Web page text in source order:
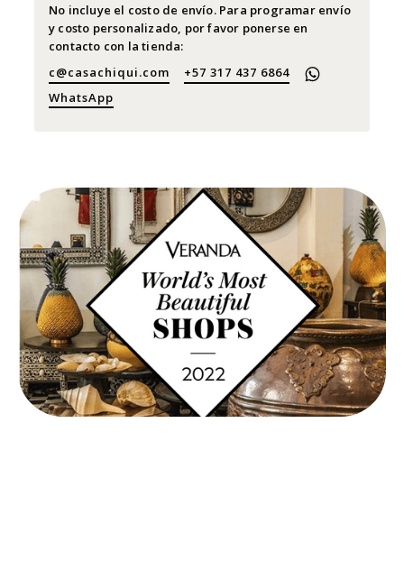
No incluye el costo de envío. Para programar envío
y costo personalizado, por favor ponerse en
contacto con la tienda:
c@casachiqui.com
+57 317 437 6864
WhatsApp